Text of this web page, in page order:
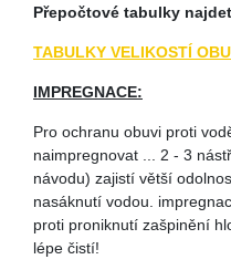
Přepočtové tabulky
TABULKY VELIKOSTÍ
IMPREGNACE:
Pro ochranu obuvi proti
naimpregnovat ... 2 - 3
návodu) zajistí větší
nasáknutí vodou.
proti proniknutí zašpinění
lépe čistí!